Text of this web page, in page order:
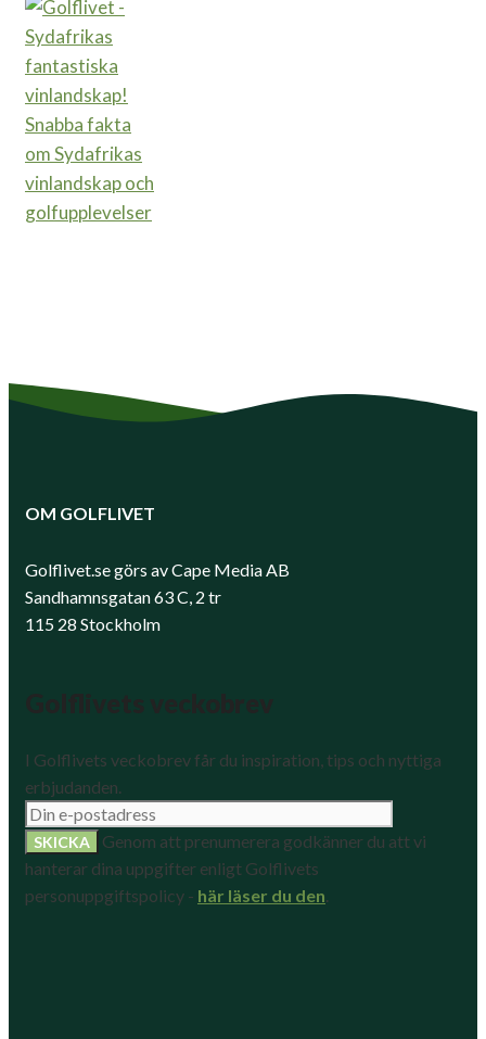
Snabba fakta
om Sydafrikas
vinlandskap och
golfupplevelser
OM GOLFLIVET
Golflivet.se görs av Cape Media AB
Sandhamnsgatan 63 C, 2 tr
115 28 Stockholm
I Golflivets veckobrev får du inspiration, tips och nyttiga
erbjudanden.
Genom att prenumerera godkänner du att vi
hanterar dina uppgifter enligt Golflivets
personuppgiftspolicy - här läser du den.